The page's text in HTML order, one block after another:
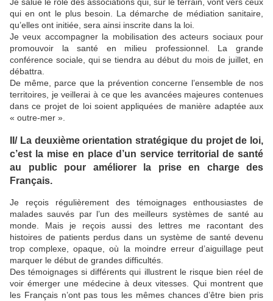
qui en ont le plus besoin. La démarche de médiation sanitaire,
qu’elles ont initiée, sera ainsi inscrite dans la loi.
Je veux accompagner la mobilisation des acteurs sociaux pour
promouvoir la santé en milieu professionnel. La grande
conférence sociale, qui se tiendra au début du mois de juillet, en
débattra.
De même, parce que la prévention concerne l’ensemble de nos
territoires, je veillerai à ce que les avancées majeures contenues
dans ce projet de loi soient appliquées de manière adaptée aux
« outre-mer ».
II/ La deuxième orientation stratégique du projet de loi,
c’est la mise en place d’un service territorial de santé
au public pour améliorer la prise en charge des
Français.
Je reçois régulièrement des témoignages enthousiastes de
malades sauvés par l’un des meilleurs systèmes de santé au
monde. Mais je reçois aussi des lettres me racontant des
histoires de patients perdus dans un système de santé devenu
trop complexe, opaque, où la moindre erreur d’aiguillage peut
marquer le début de grandes difficultés.
Des témoignages si différents qui illustrent le risque bien réel de
voir émerger une médecine à deux vitesses. Qui montrent que
les Français n’ont pas tous les mêmes chances d’être bien pris